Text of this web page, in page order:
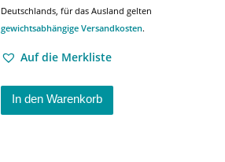
Deutschlands, für das Ausland gelten
gewichtsabhängige Versandkosten.
Auf die Merkliste
In den Warenkorb